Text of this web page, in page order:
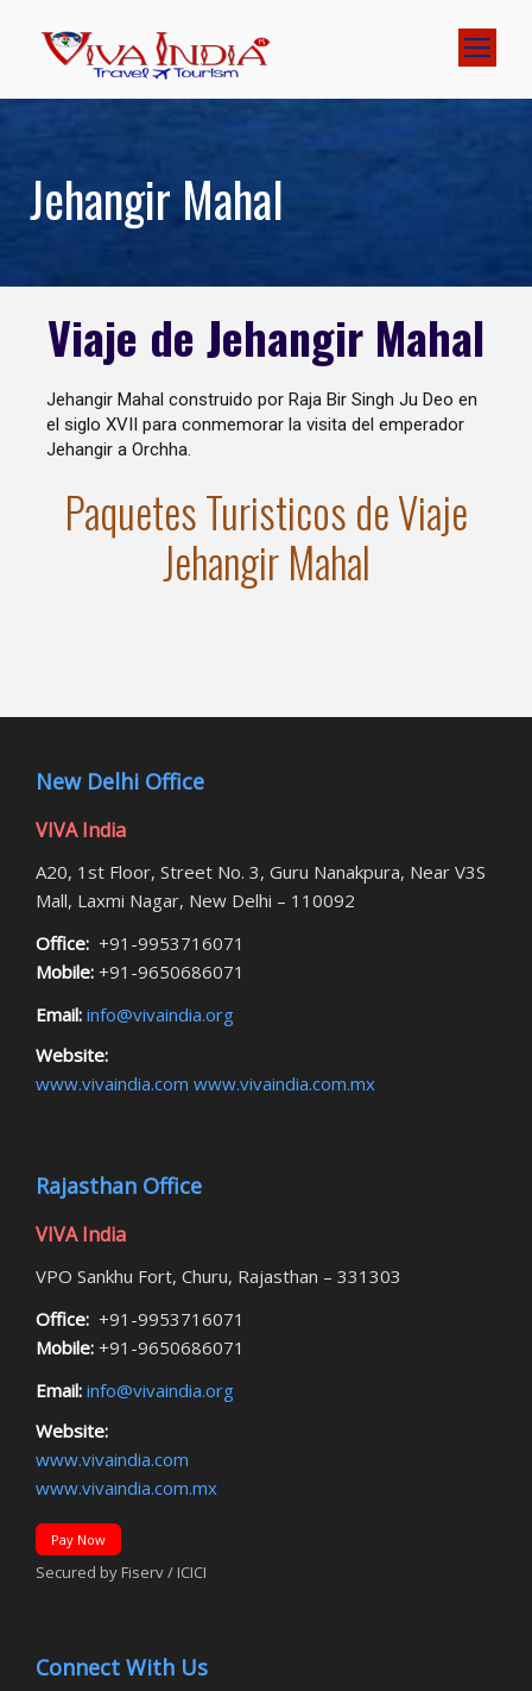
Jehangir Mahal
Viaje de Jehangir Mahal
Jehangir Mahal construido por Raja Bir Singh Ju Deo en
el siglo XVII para conmemorar la visita del emperador
Jehangir a Orchha.
Paquetes Turisticos de Viaje
Jehangir Mahal
New Delhi Office
VIVA India
A20, 1st Floor, Street No. 3, Guru Nanakpura, Near V3S
Mall, Laxmi Nagar, New Delhi – 110092
Office: +91-9953716071
Mobile: +91-9650686071
Email: info@vivaindia.org
Website:
www.vivaindia.com www.vivaindia.com.mx
Rajasthan Office
VIVA India
VPO Sankhu Fort, Churu, Rajasthan – 331303
Office: +91-9953716071
Mobile: +91-9650686071
Email: info@vivaindia.org
Website:
www.vivaindia.com
www.vivaindia.com.mx
Pay Now
Secured by Fiserv / ICICI
Connect With Us